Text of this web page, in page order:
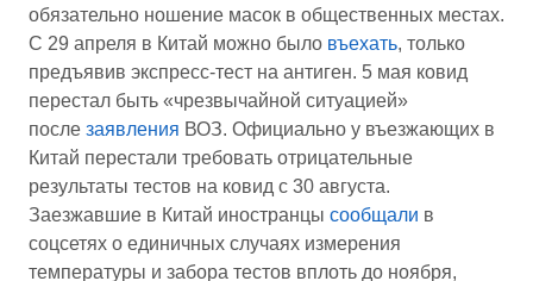
обязательно ношение масок в общественных местах.
С 29 апреля в Китай можно было въехать, только
предъявив экспресс-тест на антиген. 5 мая ковид
перестал быть «чрезвычайной ситуацией»
после заявления ВОЗ. Официально у въезжающих в
Китай перестали требовать отрицательные
результаты тестов на ковид с 30 августа.
Заезжавшие в Китай иностранцы сообщали в
соцсетях о единичных случаях измерения
температуры и забора тестов вплоть до ноября,